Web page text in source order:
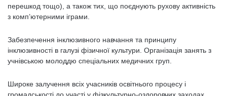
перешкод тощо), а також тих, що поєднують рухову активність
з комп’ютерними іграми.
Забезпечення інклюзивного навчання та принципу
інклюзивності в галузі фізичної культури. Організація занять з
учнівською молоддю спеціальних медичних груп.
Широке залучення всіх учасників освітнього процесу і